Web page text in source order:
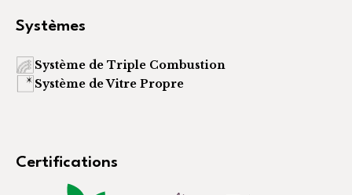
Systèmes
Système de Triple Combustion
Système de Vitre Propre
Certifications